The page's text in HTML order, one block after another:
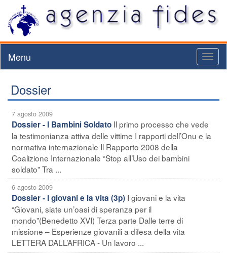
Menu
Dossier
7 agosto 2009
Dossier - I Bambini Soldato Il primo processo che vede
la testimonianza attiva delle vittime I rapporti dell’Onu e la
normativa internazionale Il Rapporto 2008 della
Coalizione Internazionale “Stop all’Uso dei bambini
soldato” Tra ...
6 agosto 2009
Dossier - I giovani e la vita (3p) I giovani e la vita
“Giovani, siate un’oasi di speranza per il
mondo”(Benedetto XVI) Terza parte Dalle terre di
missione – Esperienze giovanili a difesa della vita
LETTERA DALL’AFRICA - Un lavoro ...